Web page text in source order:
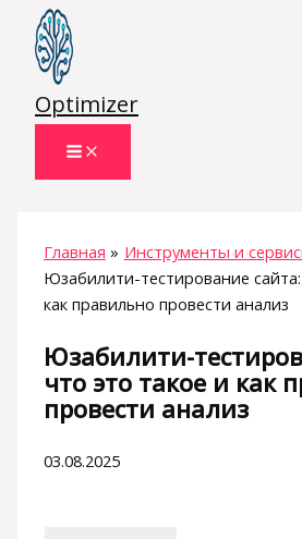
Перейти
содержимому
Optimizer
Главная
Инструменты и
Юзабилити-тестирование
как правильно провести анализ
Юзабилити-
что это такое и как
провести анализ
03.08.2025